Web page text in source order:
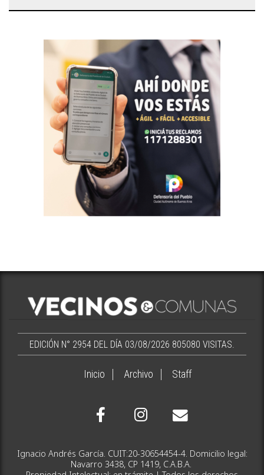
EDICIÓN N° 2954 DEL DÍA 03/08/2026 805080 VISITAS.
Inicio Archivo Staff
Ignacio Andrés García. CUIT:20-30654454-4. Domicilio legal:
Navarro 3438, CP 1419, C.A.B.A.